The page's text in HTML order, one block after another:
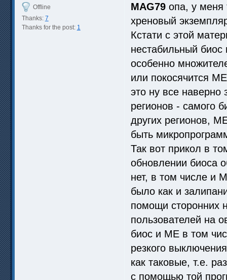
Offline
Thanks: 7
Thanks for the post: 1
MAG79 опа, у меня
хреновый
Кстати с этой
нестабильный биос
особенно
или покосячится
это ну все наверно
регионов - самого
других регионов,
быть
Так вот прикол в
обновлении биоса
нет, в том числе и
было как и
помощи сторонних
пользователей на
биос и МЕ в том
резкого
как таковые, т.е.
с помощью той